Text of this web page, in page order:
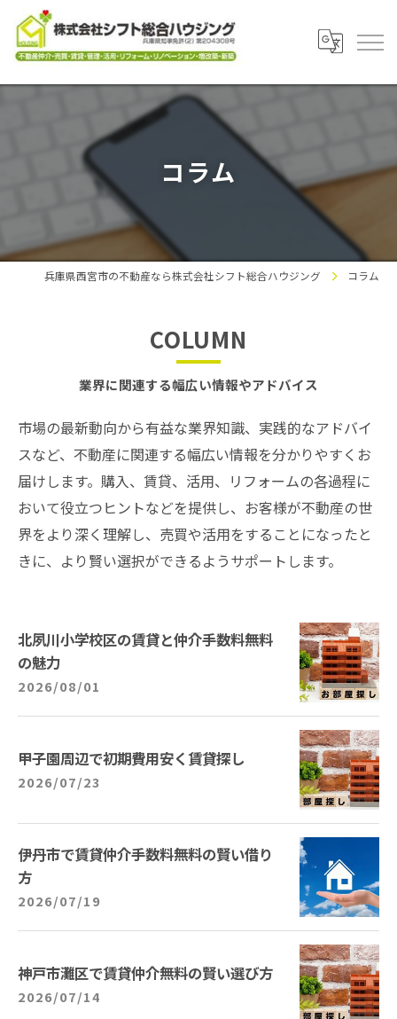
コラム
兵庫県西宮市の不動産なら株式会社シフト総合ハウジング コラム
COLUMN
業界に関連する幅広い情報やアドバイス
市場の最新動向から有益な業界知識、実践的なアドバイ
スなど、不動産に関連する幅広い情報を分かりやすくお
届けします。購入、賃貸、活用、リフォームの各過程に
おいて役立つヒントなどを提供し、お客様が不動産の世
界をより深く理解し、売買や活用をすることになったと
きに、より賢い選択ができるようサポートします。
北夙川小学校区の賃貸と仲介手数料無料
の魅力
2026/08/01
甲子園周辺で初期費用安く賃貸探し
2026/07/23
伊丹市で賃貸仲介手数料無料の賢い借り
方
2026/07/19
神戸市灘区で賃貸仲介無料の賢い選び方
2026/07/14